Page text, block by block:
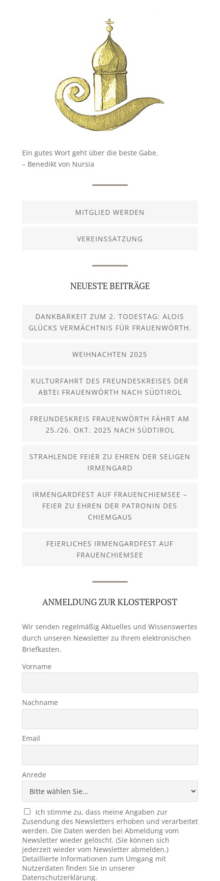
Ein gutes Wort geht über die beste Gabe.
– Benedikt von Nursia
MITGLIED WERDEN
VEREINSSATZUNG
NEUESTE BEITRÄGE
DANKBARKEIT ZUM 2. TODESTAG: ALOIS
GLÜCKS VERMÄCHTNIS FÜR FRAUENWÖRTH.
WEIHNACHTEN 2025
KULTURFAHRT DES FREUNDESKREISES DER
ABTEI FRAUENWÖRTH NACH SÜDTIROL
FREUNDESKREIS FRAUENWÖRTH FÄHRT AM
25./26. OKT. 2025 NACH SÜDTIROL
STRAHLENDE FEIER ZU EHREN DER SELIGEN
IRMENGARD
IRMENGARDFEST AUF FRAUENCHIEMSEE –
FEIER ZU EHREN DER PATRONIN DES
CHIEMGAUS
FEIERLICHES IRMENGARDFEST AUF
FRAUENCHIEMSEE
ANMELDUNG ZUR KLOSTERPOST
Wir senden regelmäßig Aktuelles und Wissenswertes
durch unseren Newsletter zu Ihrem elektronischen
Briefkasten.
Vorname
Nachname
Email
Anrede
Ich stimme zu, dass meine Angaben zur
Zusendung des Newsletters erhoben und verarbeitet
werden. Die Daten werden bei Abmeldung vom
Newsletter wieder gelöscht. (Sie können sich
jederzeit wieder vom Newsletter abmelden.)
Detaillierte Informationen zum Umgang mit
Nutzerdaten finden Sie in unserer
Datenschutzerklärung.